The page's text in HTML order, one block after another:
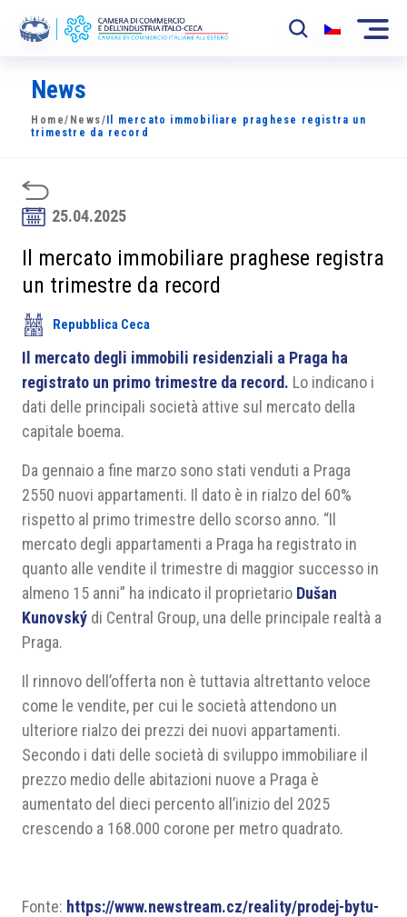
La Camera
News
Sviluppo Mercato
Soci
Partner
Progetti
Area riservata
News
Home/ News/ Il mercato immobiliare praghese registra un
trimestre da record
25.04.2025
Il mercato immobiliare praghese registra
un trimestre da record
Repubblica Ceca
Il mercato degli immobili residenziali a Praga ha
registrato un primo trimestre da record. Lo indicano i
dati delle principali società attive sul mercato della
capitale boema.
Da gennaio a fine marzo sono stati venduti a Praga
2550 nuovi appartamenti. Il dato è in rialzo del 60%
rispetto al primo trimestre dello scorso anno. “Il
mercato degli appartamenti a Praga ha registrato in
quanto alle vendite il trimestre di maggior successo in
almeno 15 anni” ha indicato il proprietario Dušan
Kunovský di Central Group, una delle principale realtà a
Praga.
Il rinnovo dell’offerta non è tuttavia altrettanto veloce
come le vendite, per cui le società attendono un
ulteriore rialzo dei prezzi dei nuovi appartamenti.
Secondo i dati delle società di sviluppo immobiliare il
prezzo medio delle abitazioni nuove a Praga è
aumentato del dieci percento all’inizio del 2025
crescendo a 168.000 corone per metro quadrato.
Fonte: https://www.newstream.cz/reality/prodej-bytu-